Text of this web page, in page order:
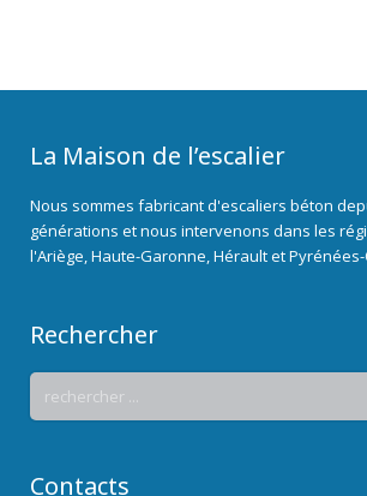
La Maison de l’escalier
Nous sommes fabricant d'escaliers béton
générations et nous intervenons dans les
l'Ariège, Haute-Garonne, Hérault et
Rechercher
Contacts